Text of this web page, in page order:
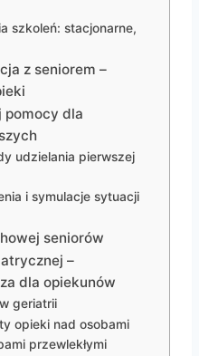
szkoleń: stacjonarne,
z seniorem –
pomocy dla
udzielania pierwszej
i symulacje sytuacji
seniorów
–
dla opiekunów
geriatrii
opieki nad osobami
przewlekłymi